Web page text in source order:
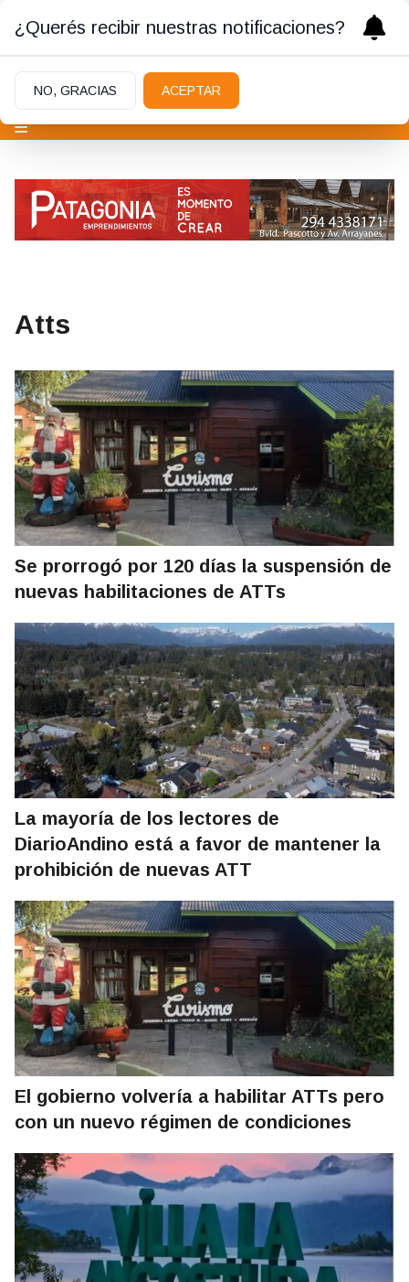
Atts
Se prorrogó por 120 días la suspensión de
nuevas habilitaciones de ATTs
La mayoría de los lectores de
DiarioAndino está a favor de mantener la
prohibición de nuevas ATT
El gobierno volvería a habilitar ATTs pero
con un nuevo régimen de condiciones
¿Querés recibir nuestras notificaciones?
NO, GRACIAS ACEPTAR